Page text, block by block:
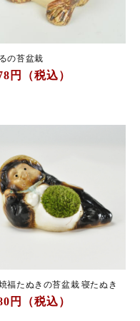
の苔盆栽
円（税込）
福たぬきの苔盆栽 寝たぬき
円（税込）